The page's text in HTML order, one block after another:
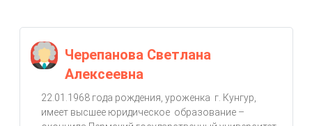
Черепанова Светлана
Алексеевна
22.01.1968 года рождения, уроженка г. Кунгур,
имеет высшее юридическое образование –